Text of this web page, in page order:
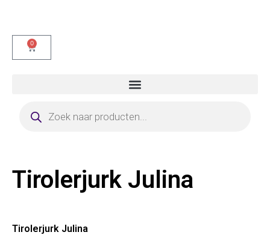
0
Tirolerjurk Julina
Tirolerjurk Julina